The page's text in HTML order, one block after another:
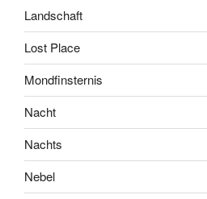
Landschaft
Lost Place
Mondfinsternis
Nacht
Nachts
Nebel